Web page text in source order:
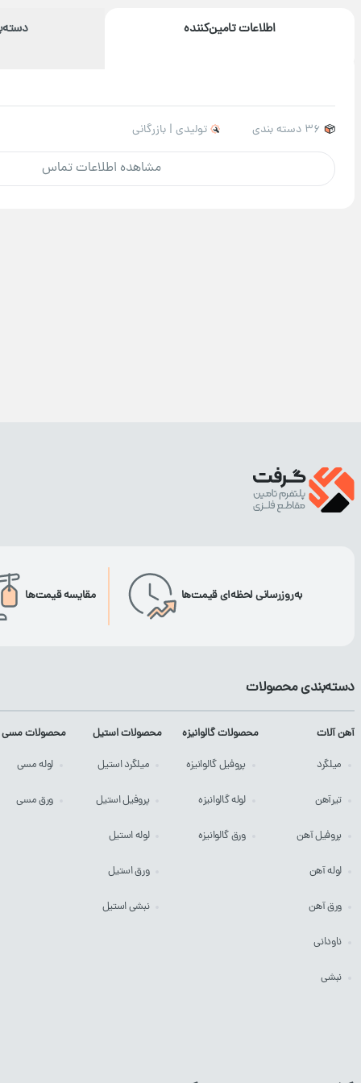
اطلاعات تامین‌کننده
36 دسته بندی تولیدی | بازرگانی
مشاهده اطلاعات تماس
به‌روزرسانی لحظه‌ای قیمت‌ها مقایسه قیمت‌ها
دسته‌بندی محصولات
آهن آلات
میلگرد
تیرآهن
پروفیل آهن
لوله آهن
ورق آهن
ناودانی
نبشی
محصولات گالوانیزه
پروفیلگالوانیزه
لولهگالوانیزه
ورقگالوانیزه
محصولات استیل
میلگرداستیل
پروفیلاستیل
لولهاستیل
ورقاستیل
نبشیاستیل
محصولات مسی
لولهمسی
ورقمسی